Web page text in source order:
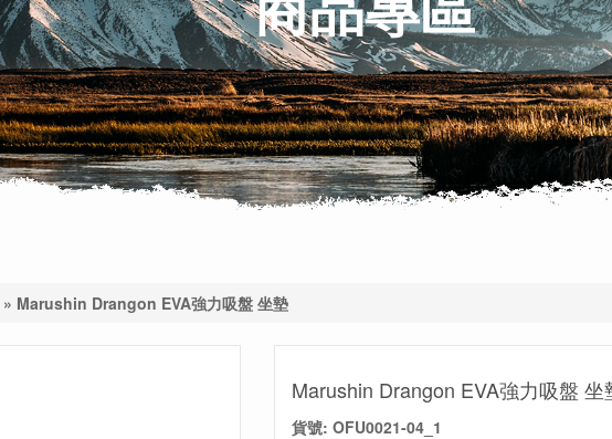
» Marushin Drangon EVA強力吸盤 坐墊
Marushin Drangon EVA強力吸盤 坐
貨號: OFU0021-04_1